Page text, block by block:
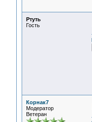
Ртуть
Гость
Корнак7
Модератор
Ветеран